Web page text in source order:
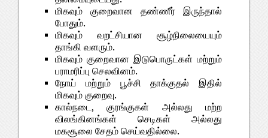
மிகவும் குறைவான தண்ணீர் இருந்தால்
போதும்.
மிகவும் வறட்சியான சூழ்நிலையையும்
தாங்கி வளரும்.
மிகவும் குறைவான இடுபொருட்கள் மற்றும்
பராமரிப்பு செலவினம்.
நோய் மற்றும் பூச்சி தாக்குதல் இதில்
மிகவும் குறைவு.
கால்நடை, குரங்குகள் அல்லது மற்ற
விலங்கினங்கள் செடிகள் அல்லது
மகசூலை சேதம் செய்வதில்லை.